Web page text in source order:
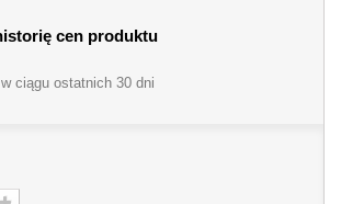
cen produktu
ciągu ostatnich 30 dni